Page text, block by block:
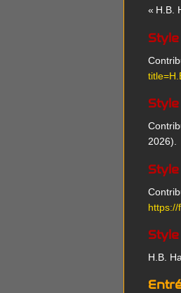
« H.B.
2026).
Style
https://
H.B.